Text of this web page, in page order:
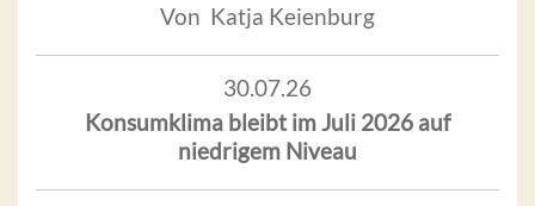
Von Katja Keienburg
30.07.26
Konsumklima bleibt im Juli 2026 auf
niedrigem Niveau